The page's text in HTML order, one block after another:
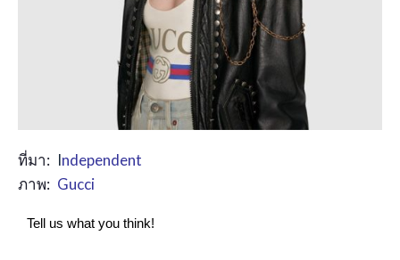
ที่มา: Independent
ภาพ: Gucci
Tell us what you think!